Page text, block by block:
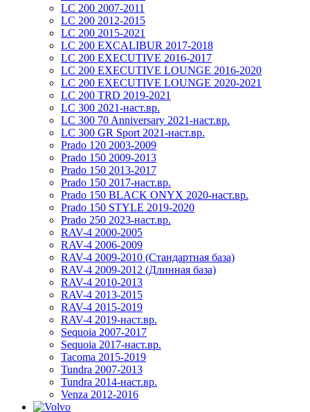
LC 200 2007-2011
LC 200 2012-2015
LC 200 2015-2021
LC 200 EXCALIBUR 2017-2018
LC 200 EXECUTIVE 2016-2017
LC 200 EXECUTIVE LOUNGE 2016-2020
LC 200 EXECUTIVE LOUNGE 2020-2021
LC 200 TRD 2019-2021
LC 300 2021-наст.вр.
LC 300 70 Anniversary 2021-наст.вр.
LC 300 GR Sport 2021-наст.вр.
Prado 120 2003-2009
Prado 150 2009-2013
Prado 150 2013-2017
Prado 150 2017-наст.вр.
Prado 150 BLACK ONYX 2020-наст.вр.
Prado 150 STYLE 2019-2020
Prado 250 2023-наст.вр.
RAV-4 2000-2005
RAV-4 2006-2009
RAV-4 2009-2010 (Стандартная база)
RAV-4 2009-2012 (Длинная база)
RAV-4 2010-2013
RAV-4 2013-2015
RAV-4 2015-2019
RAV-4 2019-наст.вр.
Sequoia 2007-2017
Sequoia 2017-наст.вр.
Tacoma 2015-2019
Tundra 2007-2013
Tundra 2014-наст.вр.
Venza 2012-2016